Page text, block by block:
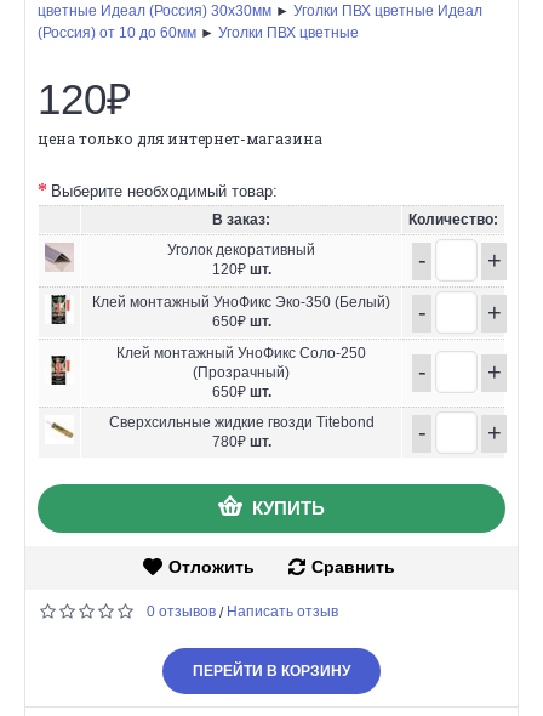
цветные Идеал (Россия) 30х30мм ► Уголки ПВХ цветные Идеал
(Россия) от 10 до 60мм ► Уголки ПВХ цветные
120₽
цена только для интернет-магазина
Выберите необходимый товар:
В заказ:
Количество:
Уголок декоративный
120₽ шт. - +
Клей монтажный УноФикс Эко-350 (Белый)
650₽ шт. - +
Клей монтажный УноФикс Соло-250
(Прозрачный)
650₽ шт.
- +
Сверхсильные жидкие гвозди Titebond
780₽ шт. - +
КУПИТЬ
Отложить Сравнить
0 отзывов / Написать отзыв
ПЕРЕЙТИ В КОРЗИНУ